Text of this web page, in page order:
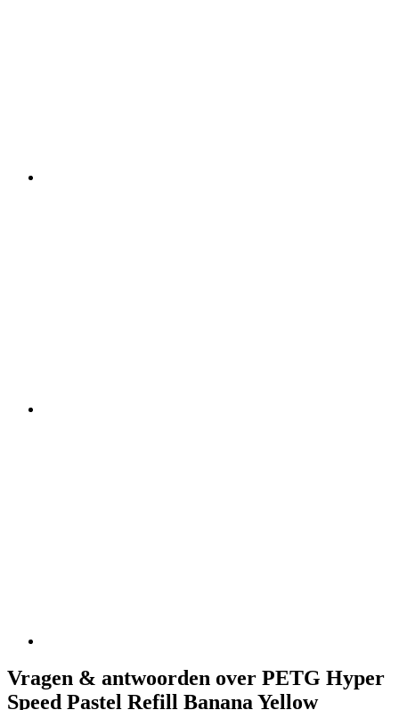
Vragen & antwoorden over PETG Hyper
Speed Pastel Refill Banana Yellow